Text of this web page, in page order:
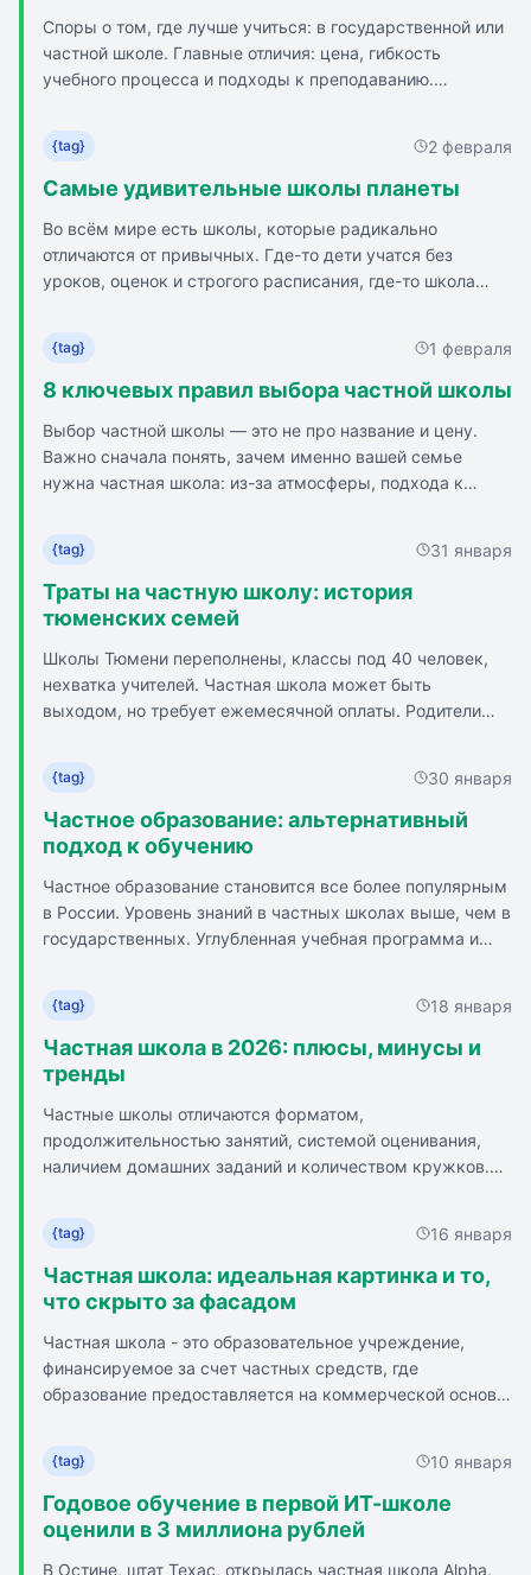
глубокого погружения в одну дисциплину. Вторая
половина дня отведена для занятий искусством,
которому уделяется особое внимание. В школе
которой каждому ребенку нужно позволить развиваться
согласно генетически заложенному плану.
Споры о том, где лучше учиться: в государственной или
частной школе. Главные отличия: цена, гибкость
учебного процесса и подходы к преподаванию.
стандартам, массовость, нагрузка, бюрократия.
Частная школа: индивидуальный подход, небольшие
классы, гибкость, дополнительные курсы, стоимость,
потребностей ребенка, ресурсов семьи и
возможностей. Важно учитывать качество образования,
условия, дополнительные опции и атмосферу школы.
онлайн-школа.
{tag} 2 февраля
Самые удивительные школы планеты
Во всём мире есть школы, которые радикально
отличаются от привычных. Где-то дети учатся без
уроков, оценок и строгого расписания, где-то школа
Есть школы без стен, под землёй, в постоянных
путешествиях или с полным правом выбора, чему
учиться.
Эти примеры показывают: образование может быть
гибким, учитывать среду, интересы и реальные условия
жизни детей. Единой модели школы не существует —
ребёнку и семье.
{tag} 1 февраля
8 ключевых правил выбора частной школы
Выбор частной школы — это не про название и цену.
Важно сначала понять, зачем именно вашей семье
нужна частная школа: из-за атмосферы, подхода к
При выборе стоит смотреть не только на программу и
условия, но и на учителей, среду, отношение к детям, а
также на то, что реально входит в стоимость. Лучше
почувствовать атмосферу.
Самое главное — школа должна подходить конкретному
{tag} 31 января
Траты на частную школу: история
тюменских семей
Школы Тюмени переполнены, классы под 40 человек,
нехватка учителей. Частная школа может быть
выходом, но требует ежемесячной оплаты. Родители
и минусах. Некоторые родители довольны качеством
обучения и атмосферой в частных школах. Другие
родители разочарованы отсутствием контроля и
качеством образования. Некоторые родители сами
{tag} 30 января
Частное образование: альтернативный
подход к обучению
Частное образование становится все более популярным
в России. Уровень знаний в частных школах выше, чем в
государственных. Углубленная учебная программа и
формируются с учетом личности ученика.
Положительная обстановка и доброжелательное
отношение. Учителя с высоким уровнем квалификации и
проходят обучение по повышению квалификации.
преподаванию. Разнообразие предметов и возможность
выбора школы по интересам ребенка. Поступление в
частную школу требует строгого отбора. Высокая
качеством образования и развитием детей.
{tag} 18 января
Частная школа в 2026: плюсы, минусы и
тренды
Частные школы отличаются форматом,
продолжительностью занятий, системой оценивания,
наличием домашних заданий и количеством кружков.
расширенная учебная программа, домашнее задание в
классе, безопасность, мягкая адаптация, кружки и
секции. Недостаток частного образования - высокая
цена, стоимость года обучения варьируется от 250 000
питание, индивидуальный образовательный маршрут,
кураторское и тьюторское сопровождение, внеучебные
активности и присмотр.
{tag} 16 января
Частная школа: идеальная картинка и то,
что скрыто за фасадом
Частная школа - это образовательное учреждение,
финансируемое за счет частных средств, где
образование предоставляется на коммерческой основе.
обучения, современными материалами и
инновационными методиками, а также большим
вниманием к развитию индивидуальности каждого
ребенка. Плюсы частных школ: высокий уровень и
{tag} 10 января
Годовое обучение в первой ИТ-школе
оценили в 3 миллиона рублей
В Остине, штат Техас, открылась частная школа Alpha,